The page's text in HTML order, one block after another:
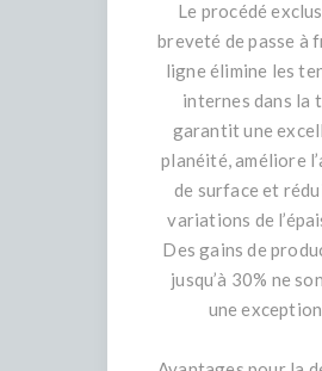
Le procédé
breveté de passe à
ligne élimine les
internes dans la
garantit une
planéité, améliore
de surface et
variations de
Des gains de
jusqu’à 30% ne
une